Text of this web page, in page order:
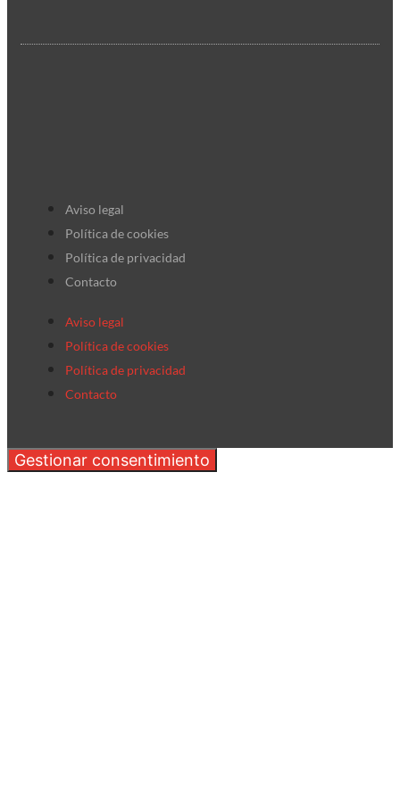
Aviso legal
Política de cookies
Política de privacidad
Contacto
Aviso legal
Política de cookies
Política de privacidad
Contacto
Gestionar consentimiento